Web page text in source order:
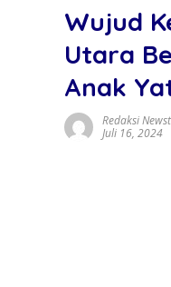
Wujud
Utara
Anak
Redaksi
Juli 16, 2024